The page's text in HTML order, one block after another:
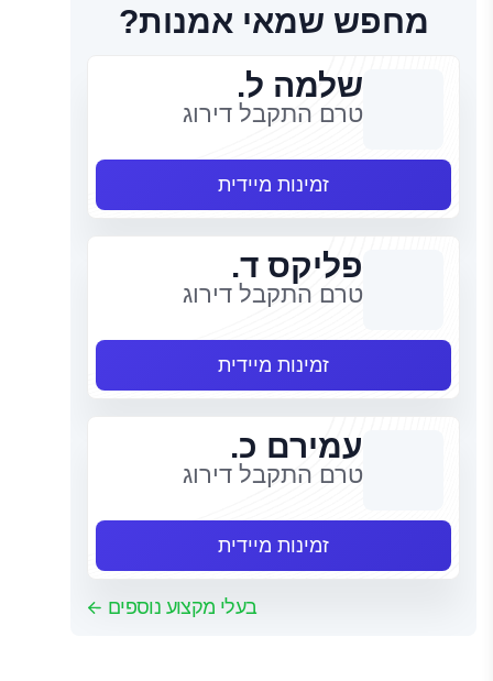
מחפש שמאי אמנות?
שלמה ל.
טרם התקבל דירוג
זמינות מיידית
פליקס ד.
טרם התקבל דירוג
זמינות מיידית
עמירם כ.
טרם התקבל דירוג
זמינות מיידית
בעלי מקצוע נוספים